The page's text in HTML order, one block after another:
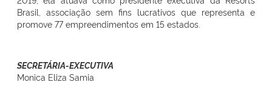
Brasil, associação sem fins lucrativos que representa e
promove 77 empreendimentos em 15 estados.
SECRETÁRIA-EXECUTIVA
Monica Eliza Samia